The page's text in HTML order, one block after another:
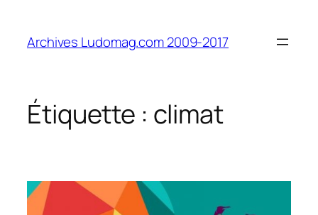
contenu
Archives Ludomag.com 2009-2017
Étiquette : climat